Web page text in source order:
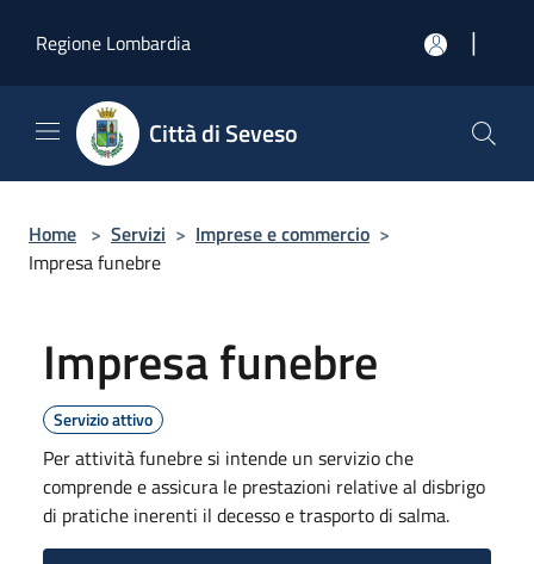
Regione Lombardia
|
Città di Seveso
Home > Servizi > Imprese e commercio >
Impresa funebre
Impresa funebre
Servizio attivo
Per attività funebre si intende un servizio che
comprende e assicura le prestazioni relative al disbrigo
di pratiche inerenti il decesso e trasporto di salma.